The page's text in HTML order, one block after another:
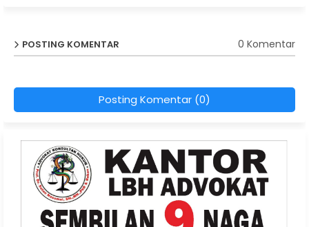
POSTING KOMENTAR 0 Komentar
Posting Komentar (0)